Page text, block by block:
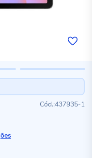
437935-1